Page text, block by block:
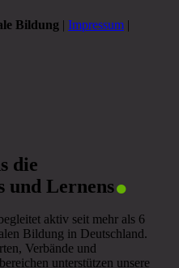
Bildung | Impressum |
die
und Lernens.
aktiv seit mehr als 6
Bildung in Deutschland.
Verbände und
unterstützen unsere